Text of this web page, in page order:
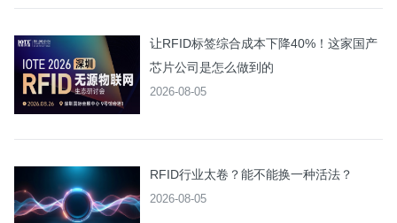
让RFID标签综合成本下降40%！这家国产
芯片公司是怎么做到的
2026-08-05
RFID行业太卷？能不能换一种活法？
2026-08-05